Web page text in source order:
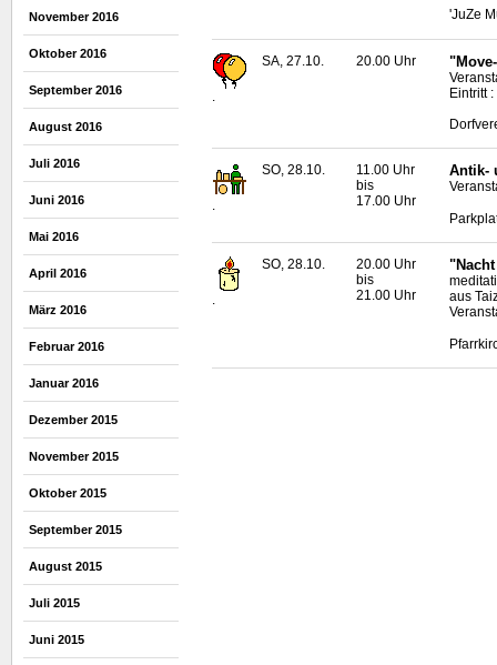
November 2016
Oktober 2016
September 2016
August 2016
Juli 2016
Juni 2016
Mai 2016
April 2016
März 2016
Februar 2016
Januar 2016
Dezember 2015
November 2015
Oktober 2015
September 2015
August 2015
Juli 2015
Juni 2015
'JuZe
SA, 27.10. 20.00 Uhr
Eintritt
.
SO, 28.10.
11.00 Uhr
bis
17.00 Uhr
Antik-
.
SO, 28.10.
20.00 Uhr
bis
21.00 Uhr
aus